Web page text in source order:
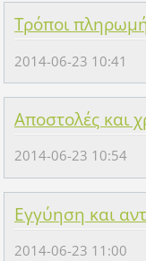
Τρόποι
2014-06-23 10:41
Αποστολές και
2014-06-23 10:54
Εγγύηση και
2014-06-23 11:00